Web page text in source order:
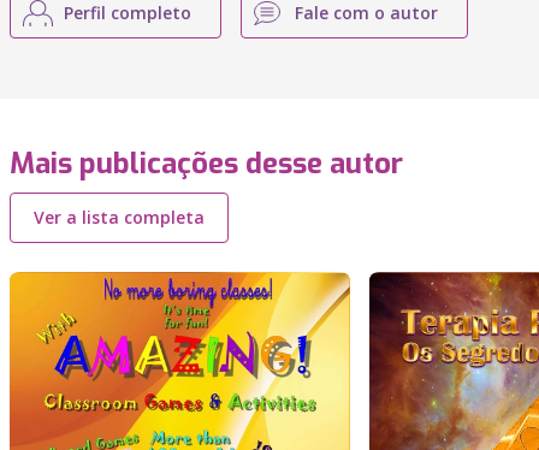
Perfil completo Fale com o autor
Mais publicações desse autor
Ver a lista completa